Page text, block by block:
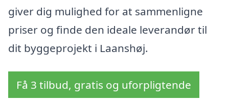
giver dig mulighed for at sammenligne
priser og finde den ideale leverandør til
dit byggeprojekt i Laanshøj.
Få 3 tilbud, gratis og uforpligtende